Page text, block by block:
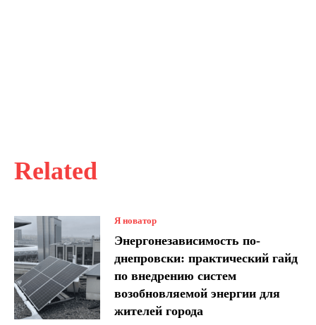
Related
Я новатор
Энергонезависимость по-
днепровски: практический гайд
по внедрению систем
возобновляемой энергии для
жителей города